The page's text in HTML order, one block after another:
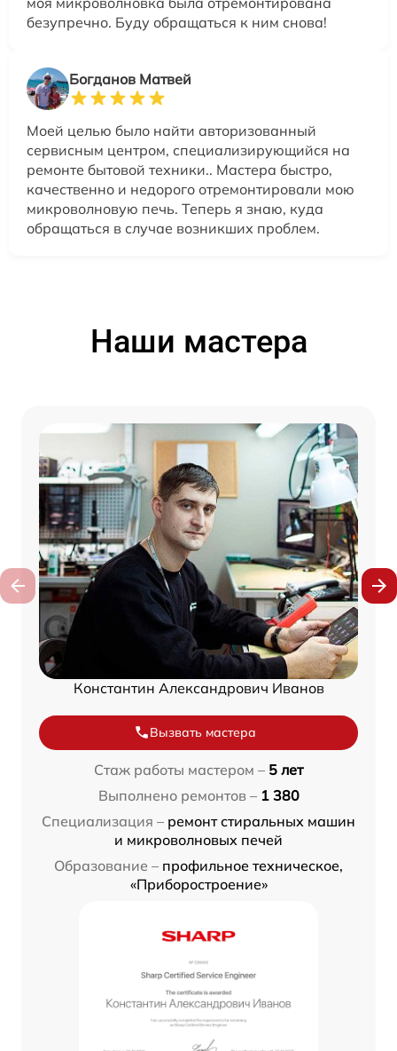
безупречно. Буду обращаться к ним снова!
Богданов Матвей
Моей целью было найти авторизованный
сервисным центром, специализирующийся на
ремонте бытовой техники.. Мастера быстро,
качественно и недорого отремонтировали мою
микроволновую печь. Теперь я знаю, куда
обращаться в случае возникших проблем.
Наши мастера
Константин Александрович Иванов
Вызвать мастера
Стаж работы мастером – 5 лет
Выполнено ремонтов – 1 380
Специализация – ремонт стиральных машин
и микроволновых печей
Образование – профильное техническое,
«Приборостроение»